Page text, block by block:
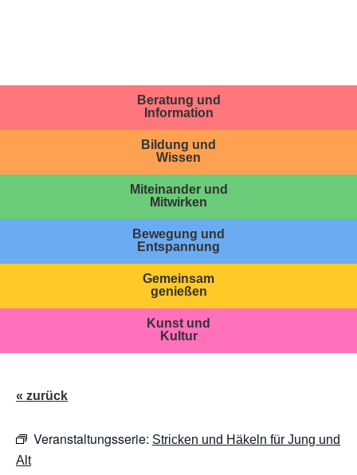
Beratung und
Information
Bildung und
Wissen
Miteinander und
Mitwirken
Bewegung und
Entspannung
Gemeinsam
genießen
Kunst und
Kultur
« zurück
Veranstaltungsserie: Stricken und Häkeln für Jung und
Alt